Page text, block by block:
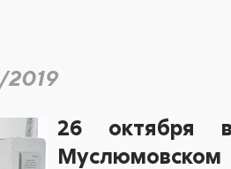
2019
26 октября
Муслюмовском